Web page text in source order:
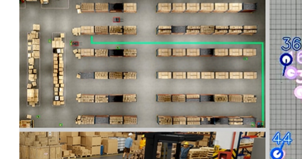
O fundador e CEO da NVIDIA, Jensen Huang,
no GTCcomo os desenvolvedores podem usar
suas IAs em grande escala e em tempo real
na infraestrutura industrial, economizando
NVIDIAOmniverse,Metropolis,IsaacecuOpt
desenvolvedores podem treinar agentes de IA
Na demonstração acima, um gêmeo digital de
construído usando a plataforma NVIDIA